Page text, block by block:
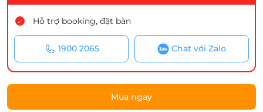
Hỗ trợ booking, đặt bàn
1900 2065 Chat với Zalo
Mua ngay